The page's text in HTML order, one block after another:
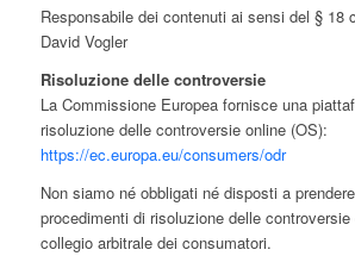
Responsabile dei contenuti ai sensi del § 18
David Vogler
Risoluzione delle controversie
La Commissione Europea fornisce una
risoluzione delle controversie online (OS):
https://ec.europa.eu/consumers/odr
Non siamo né obbligati né disposti a
procedimenti di risoluzione delle
collegio arbitrale dei consumatori.